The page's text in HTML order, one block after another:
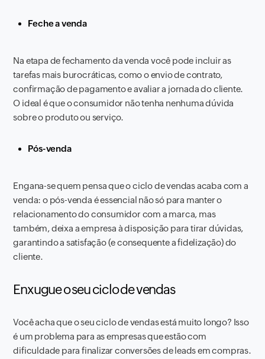
Feche a venda
Na etapa de fechamento da venda você pode incluir as
tarefas mais burocráticas, como o envio de contrato,
confirmação de pagamento e avaliar a jornada do cliente.
O ideal é que o consumidor não tenha nenhuma dúvida
sobre o produto ou serviço.
Pós-venda
Engana-se quem pensa que o ciclo de vendas acaba com a
venda: o pós-venda é essencial não só para manter o
relacionamento do consumidor com a marca, mas
também, deixa a empresa à disposição para tirar dúvidas,
garantindo a satisfação (e consequente a fidelização) do
cliente.
Enxugue o seu ciclo de vendas
Você acha que o seu ciclo de vendas está muito longo? Isso
é um problema para as empresas que estão com
dificuldade para finalizar conversões de leads em compras.